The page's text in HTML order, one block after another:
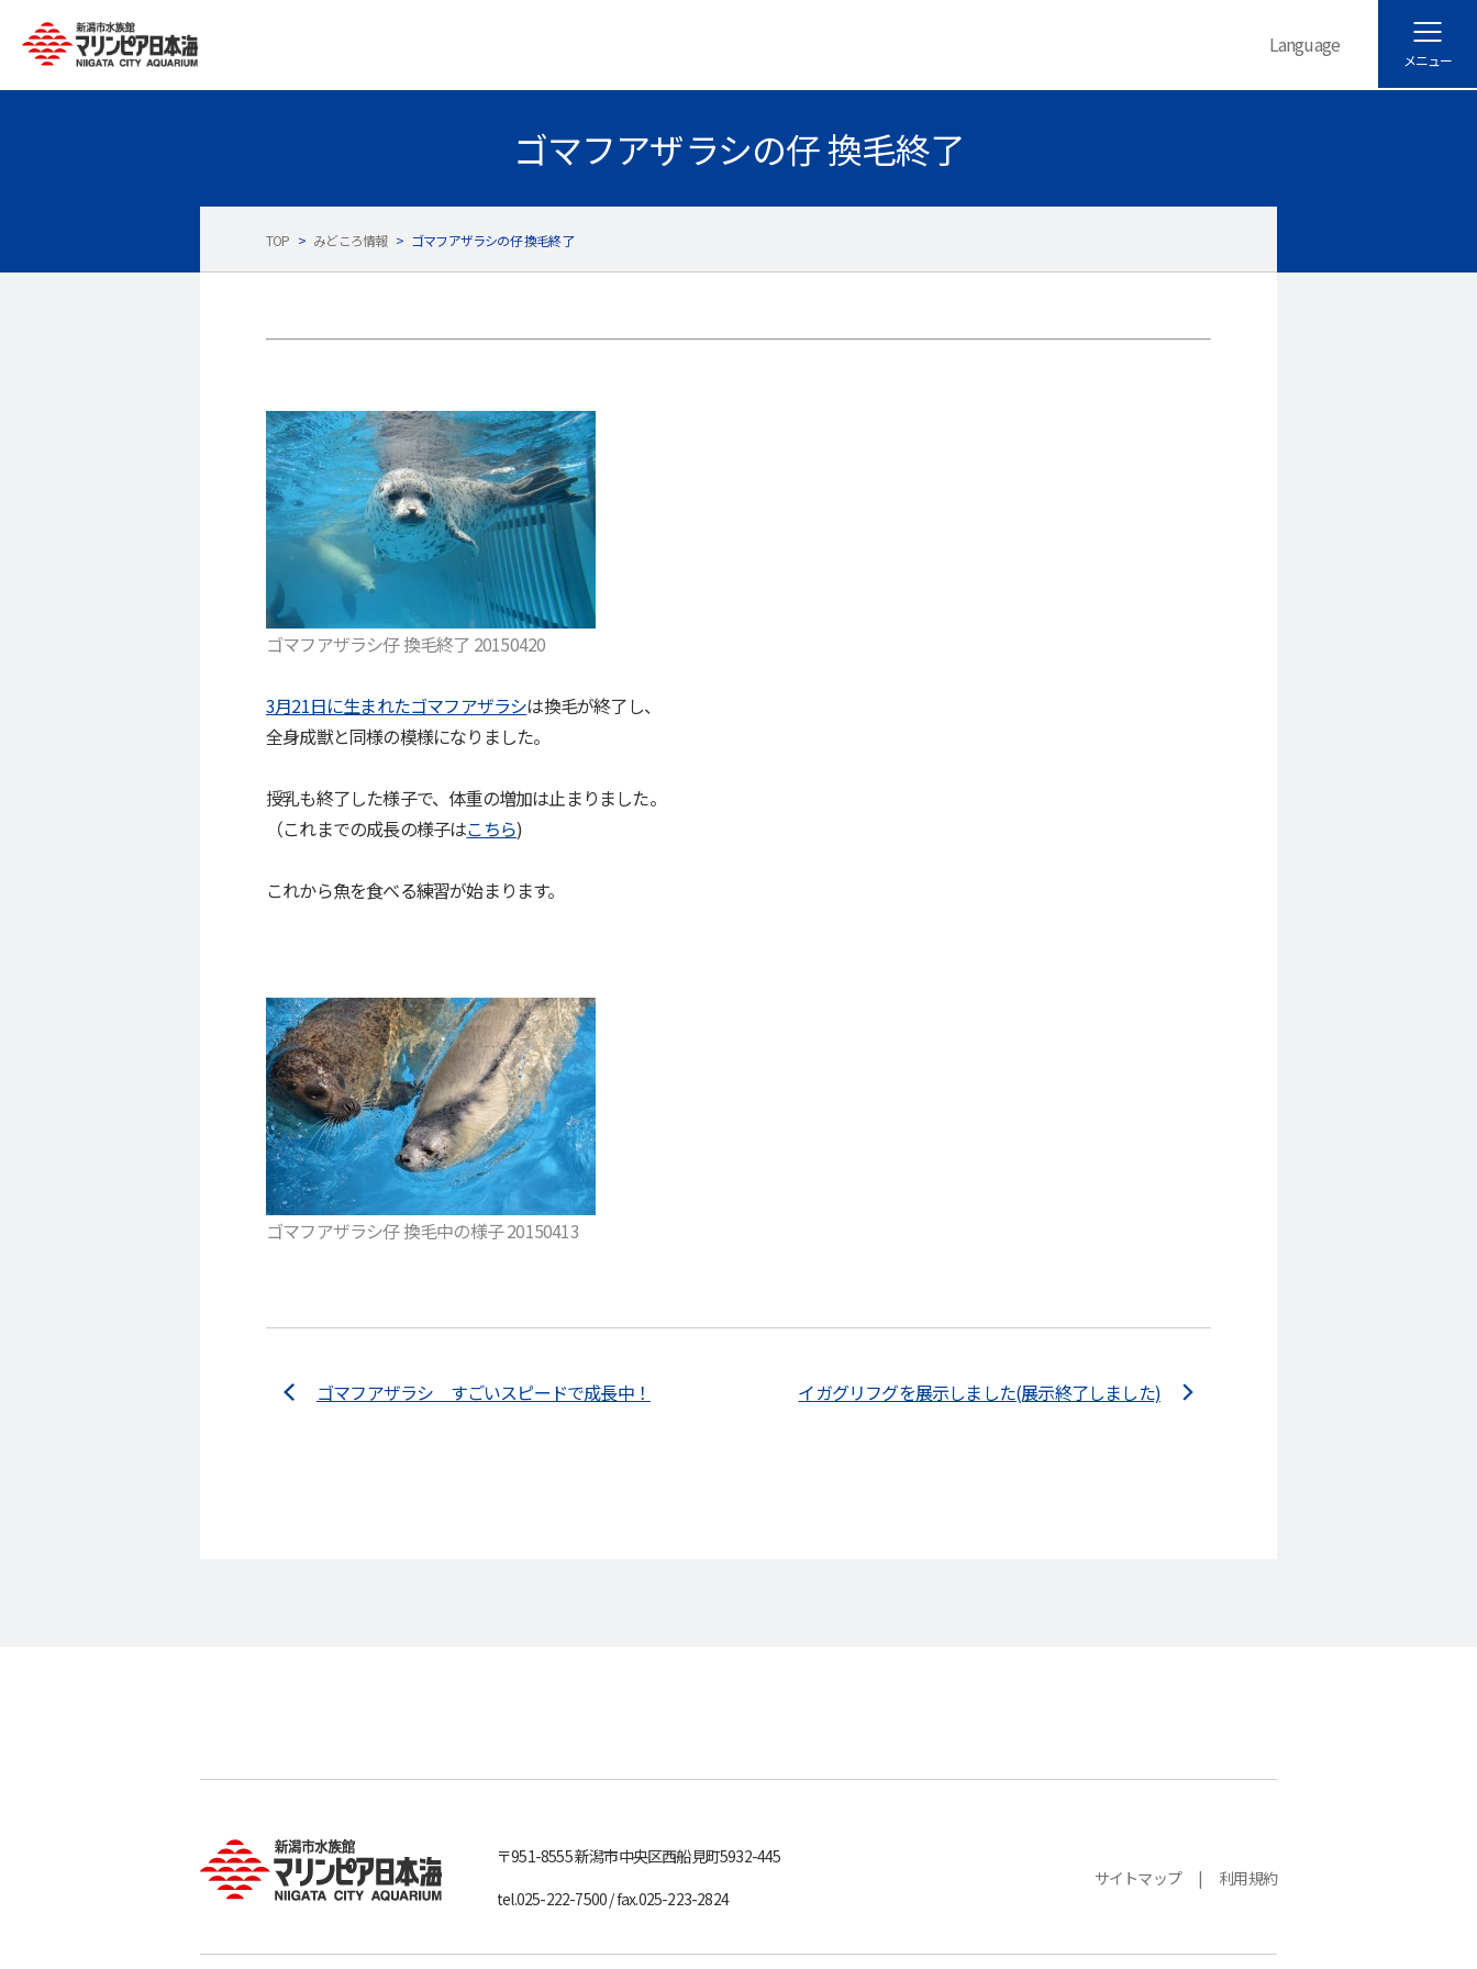
Language
メニュー
ゴマフアザラシの仔 換毛終了
TOP > みどころ情報 > ゴマフアザラシの仔 換毛終了
ゴマフアザラシ仔 換毛終了 20150420
3月21日に生まれたゴマフアザラシは換毛が終了し、
全身成獣と同様の模様になりました。
授乳も終了した様子で、体重の増加は止まりました。
（これまでの成長の様子はこちら)
これから魚を食べる練習が始まります。
ゴマフアザラシ仔 換毛中の様子 20150413
ゴマフアザラシ すごいスピードで成長中！ イガグリフグを展示しました(展示終了しました)
〒951-8555新潟市中央区西船見町5932-445
tel.025-222-7500/ fax.025-223-2824
サイトマップ 利用規約